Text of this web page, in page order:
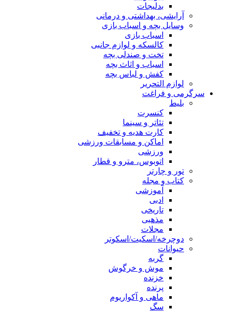
بدلیجات
آرایشی، بهداشتی و درمانی
وسایل بچه و اسباب بازی
اسباب بازی
کالسکه و لوازم جانبی
تخت و صندلی بچه
اسباب و اثاث بچه
کفش و لباس بچه
لوازم التحریر
سرگرمی و فراغت
بلیط
کنسرت
تئاتر و سینما
کارت هدیه و تخفیف
اماکن و مسابقات ورزشی
ورزشی
اتوبوس، مترو و قطار
تور و چارتر
کتاب و مجله
آموزشی
ادبی
تاریخی
مذهبی
مجلات
دوچرخه/اسکیت/اسکوتر
حیوانات
گربه
موش و خرگوش
خزنده
پرنده
ماهی و آکواریوم
سگ